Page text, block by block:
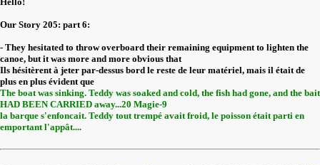
Our Story 205: part 6:
- They hesitated to throw overboard their remaining equipment to lighten the
canoe, but it was more and more obvious that
Ils hésitèrent à jeter par-dessus bord le reste de leur matériel, mais il était de
plus en plus évident que
The boat was sinking. Teddy was soaked and cold, the fish had gone, and the bait
HAD BEEN CARRIED away...20 Magie-9
la barque s'enfoncait. Teddy tout trempé avait froid, le poisson était parti en
emportant l'appât....